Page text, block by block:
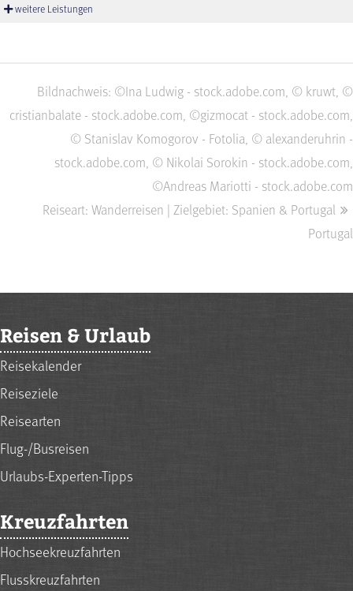
weitere Leistungen
Bildnachweis: ©Ina Ludwig - stock.adobe.com, © kruwt, ©
cristianbalate - stock.adobe.com, ©gizmocat - stock.adobe.com,
© Stanislav Komogorov - Fotolia, © alexanderuhrin -
stock.adobe.com, © Nikolai Sorokin - stock.adobe.com,
©Andreas Mariotti - stock.adobe.com
Reiseart: Wanderreisen | Zielgebiet: Spanien & Portugal
Portugal
Reisen & Urlaub
Reisekalender
Reiseziele
Reisearten
Flug-/Busreisen
Urlaubs-Experten-Tipps
Kreuzfahrten
Hochseekreuzfahrten
Flusskreuzfahrten